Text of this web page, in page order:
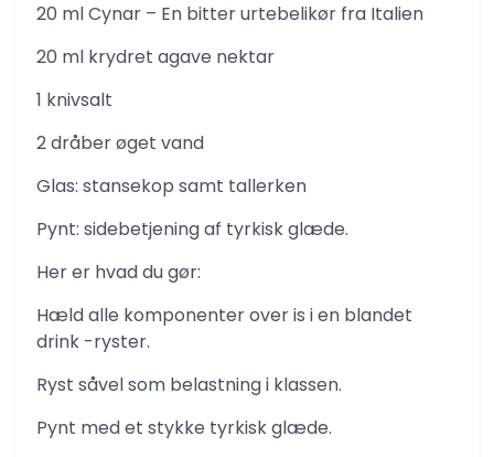
20 ml Cynar – En bitter urtebelikør fra Italien
20 ml krydret agave nektar
1 knivsalt
2 dråber øget vand
Glas: stansekop samt tallerken
Pynt: sidebetjening af tyrkisk glæde.
Her er hvad du gør:
Hæld alle komponenter over is i en blandet
drink -ryster.
Ryst såvel som belastning i klassen.
Pynt med et stykke tyrkisk glæde.